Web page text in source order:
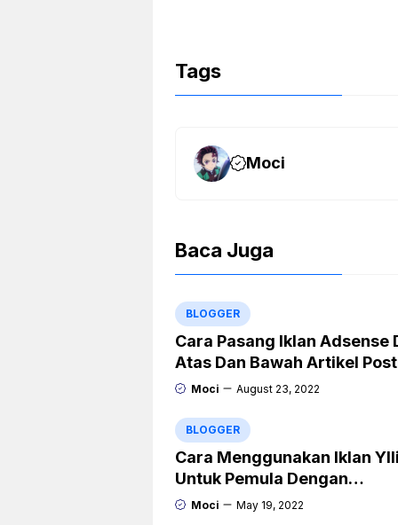
Tags
Moci
Baca Juga
BLOGGER
Cara Pasang Iklan Adsense
Atas Dan Bawah Artikel
Blogger
Moci August 23, 2022
BLOGGER
Cara Menggunakan Iklan
Untuk Pemula Dengan
Menghasilkan Dollar
Moci May 19, 2022